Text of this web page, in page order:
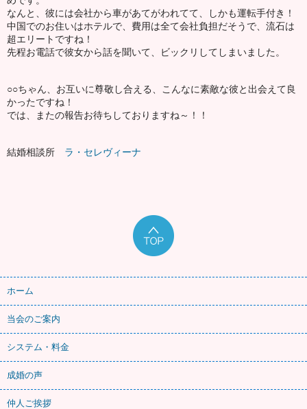
なんと、彼には会社から車があてがわれてて、しかも運転手付き！
中国でのお住いはホテルで、費用は全て会社負担だそうで、流石は
超エリートですね！
先程お電話で彼女から話を聞いて、ビックリしてしまいました。
○○ちゃん、お互いに尊敬し合える、こんなに素敵な彼と出会えて良
かったですね！
では、またの報告お待ちしておりますね～！！
結婚相談所 ラ・セレヴィーナ
ホーム
当会のご案内
システム・料金
成婚の声
仲人ご挨拶